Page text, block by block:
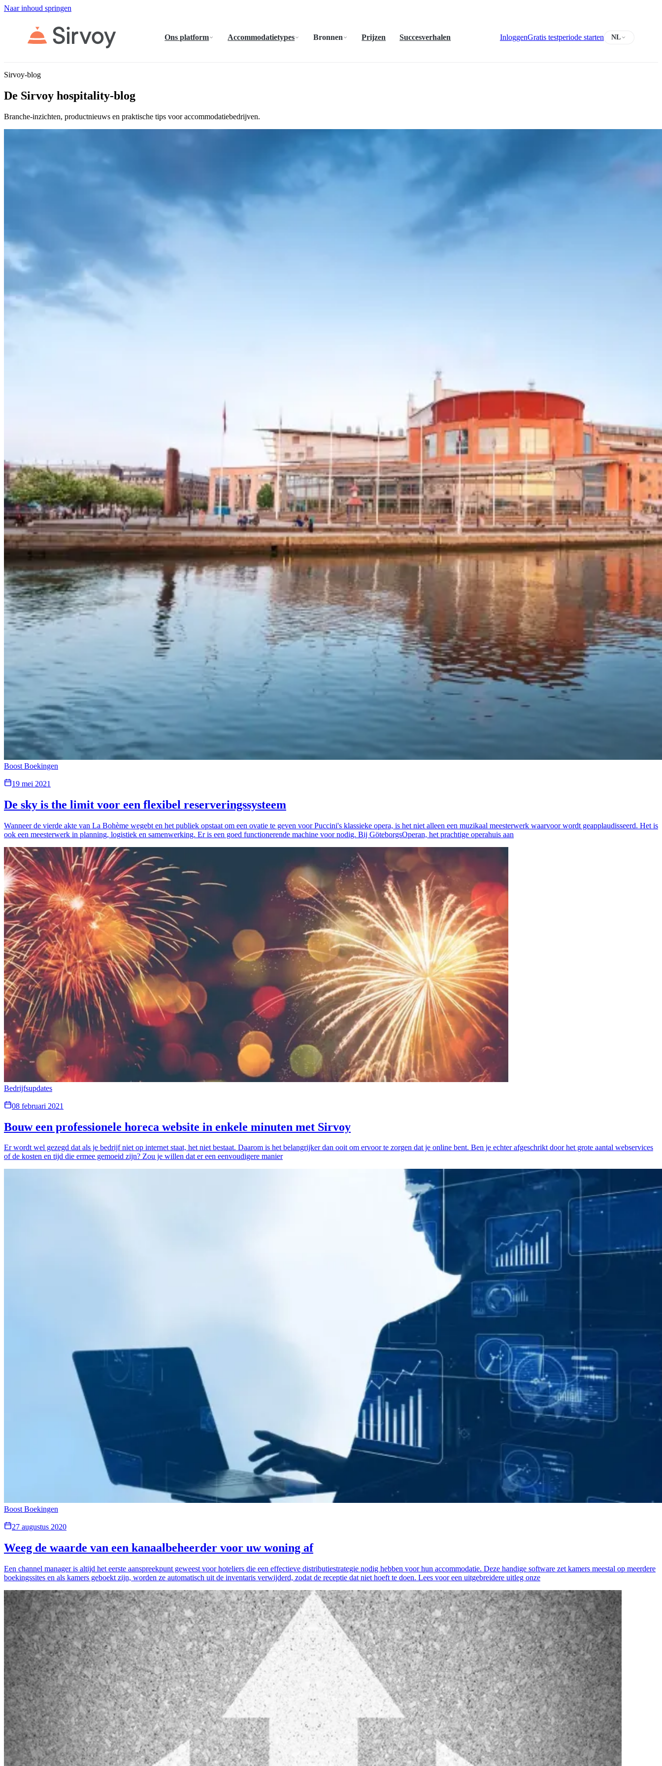
Naar inhoud springen
Ons platform Accommodatietypes Bronnen Prijzen Succesverhalen InloggenGratis testperiode starten NL
Sirvoy-blog
De Sirvoy hospitality-blog
Branche-inzichten, productnieuws en praktische tips voor accommodatiebedrijven.
Boost Boekingen
19 mei 2021
De sky is the limit voor een flexibel reserveringssysteem
Wanneer de vierde akte van La Bohème wegebt en het publiek opstaat om een ovatie te geven voor Puccini's klassieke opera, is het niet alleen een muzikaal meesterwerk waarvoor wordt geapplaudisseerd. Het is
ook een meesterwerk in planning, logistiek en samenwerking. Er is een goed functionerende machine voor nodig. Bij GöteborgsOperan, het prachtige operahuis aan
Bedrijfsupdates
08 februari 2021
Bouw een professionele horeca website in enkele minuten met Sirvoy
Er wordt wel gezegd dat als je bedrijf niet op internet staat, het niet bestaat. Daarom is het belangrijker dan ooit om ervoor te zorgen dat je online bent. Ben je echter afgeschrikt door het grote aantal webservices
of de kosten en tijd die ermee gemoeid zijn? Zou je willen dat er een eenvoudigere manier
Boost Boekingen
27 augustus 2020
Weeg de waarde van een kanaalbeheerder voor uw woning af
Een channel manager is altijd het eerste aanspreekpunt geweest voor hoteliers die een effectieve distributiestrategie nodig hebben voor hun accommodatie. Deze handige software zet kamers meestal op meerdere
boekingssites en als kamers geboekt zijn, worden ze automatisch uit de inventaris verwijderd, zodat de receptie dat niet hoeft te doen. Lees voor een uitgebreidere uitleg onze